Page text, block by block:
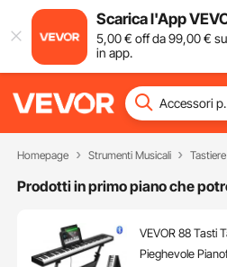
Scarica l'App
5,00€ off da99,00€
in app.
Homepage Strumenti Musicali
Prodotti in primo piano che
VEVOR 88 Tasti
Pieghevole